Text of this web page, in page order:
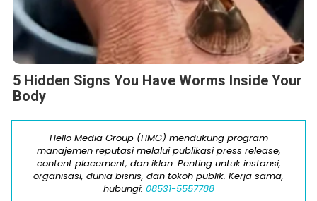
5 Hidden Signs You Have Worms Inside Your
Body
Hello Media Group (HMG) mendukung program
manajemen reputasi melalui publikasi press release,
content placement, dan iklan. Penting untuk instansi,
organisasi, dunia bisnis, dan tokoh publik. Kerja sama,
hubungi: 08531-5557788